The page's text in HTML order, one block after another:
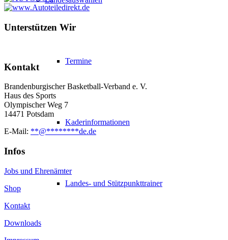
Termine
Kaderinformationen
Landes- und Stützpunkttrainer
Unterstützen Wir
Kontakt
Brandenburgischer Basketball-Verband e. V.
Haus des Sports
Olympischer Weg 7
14471 Potsdam
E-Mail: **@********de.de
Infos
Jobs und Ehrenämter
Shop
Kontakt
Downloads